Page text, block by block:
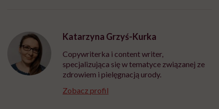
Katarzyna Grzyś-Kurka
Copywriterka i content writer,
specjalizująca się w tematyce związanej ze
zdrowiem i pielęgnacją urody.
Zobacz profil